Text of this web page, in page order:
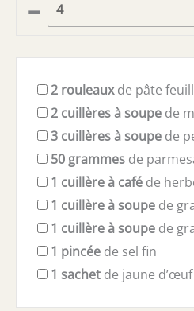
–
2 rouleauxde pâte
2 cuillères à soupe de
3 cuillères à soupe de
50 grammes de
1 cuillère à café de
1 cuillère à soupe de
1 cuillère à soupe de
1 pincée de sel fin
1 sachet de jaune